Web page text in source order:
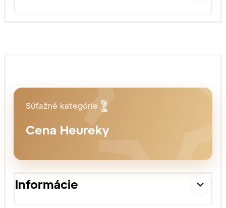
Súťažné kategórie
Cena Heureky
Informácie